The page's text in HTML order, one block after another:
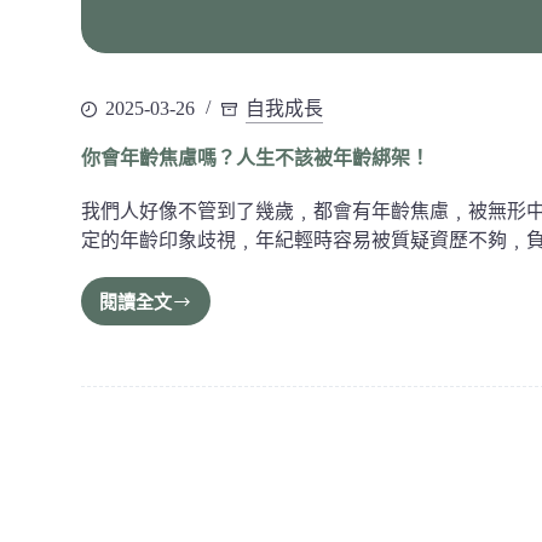
2025-03-26 自我成長
你會年齡焦慮嗎？人生不該被年齡綁架！
我們人好像不管到了幾歲﹐都會有年齡焦慮﹐被無形
定的年齡印象歧視﹐年紀輕時容易被質疑資歷不夠﹐
閱讀全文